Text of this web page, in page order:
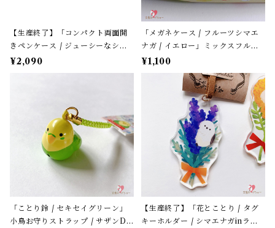
【生産終了】「コンパクト両面開
きペンケース / ジューシーなシマ
エナガ」窓から覗くシマエナガた
ち / カミオジャパン＊パープル
¥2,090
「メガネケース / フルーツシマエ
ナガ / イエロー」ミックスフルー
ツ柄 / フレンズヒル＊パステルイ
¥1,100
「ことり鈴 / セキセイグリーン」
小鳥お守りストラップ / サザンDS
【生産終了】「花とことり / タグ
キーホルダー / シマエナガinラベ